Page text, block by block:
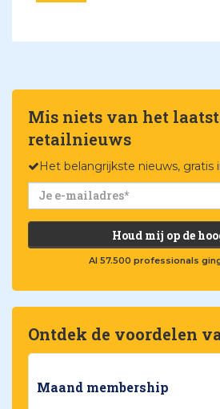
Mis niets van het
retailnieuws
Het belangrijkste nieuws, gratis
Houd mij op de
Al 57.500 professionals
Ontdek de voordelen
Maand membership